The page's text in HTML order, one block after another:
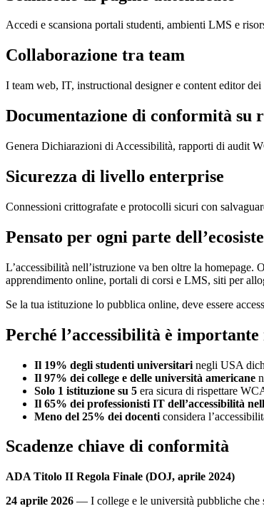
Accedi e scansiona portali studenti, ambienti LMS e
Collaborazione tra team
I team web, IT, instructional designer e content editor
Documentazione di conformità su
Genera Dichiarazioni di Accessibilità, rapporti di audit
Sicurezza di livello enterprise
Connessioni crittografate e protocolli sicuri con
Pensato per ogni parte
L’accessibilità nell’istruzione va ben oltre la
apprendimento online, portali di corsi e LMS, siti per
Se la tua istituzione lo pubblica online, deve essere
Perché l’accessibilità è
Il 19% degli studenti universitari negli USA
Il 97% dei college e delle università americane
Solo 1 istituzione su 5 era sicura di rispettare
Il 65% dei professionisti IT dell’accessibilità
Meno del 25% dei docenti considera
Scadenze chiave di conformità
ADA Titolo II Regola Finale (DOJ, aprile 2024)
24 aprile 2026 — I college e le università pubbliche